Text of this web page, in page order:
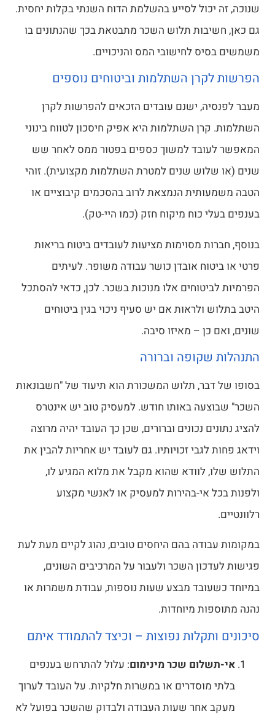
שנוכה, זה יכול לסייע בהשלמת הדוח השנתי בקלות יחסית.
גם כאן, חשיבות תלוש השכר מתבטאת בכך שהנתונים בו
משמשים בסיס לחישובי המס והניכויים.
הפרשות לקרן השתלמות וביטוחים נוספים
מעבר לפנסיה, ישנם עובדים הזכאים להפרשות לקרן
השתלמות. קרן השתלמות היא אפיק חיסכון לטווח בינוני
המאפשר לעובד למשוך כספים בפטור ממס לאחר שש
שנים (או שלוש שנים למטרת השתלמות מקצועית). זוהי
הטבה משמעותית הנמצאת לרוב בהסכמים קיבוציים או
בענפים בעלי כוח מיקוח חזק (כמו היי-טק).
בנוסף, חברות מסוימות מציעות לעובדים ביטוח בריאות
פרטי או ביטוח אובדן כושר עבודה משופר. לעיתים
הפרמיות לביטוחים אלו מנוכות בשכר. לכן, כדאי להסתכל
היטב בתלוש ולראות אם יש סעיף ניכוי בגין ביטוחים
שונים, ואם כן – מאיזו סיבה.
התנהלות שקופה וברורה
בסופו של דבר, תלוש המשכורת הוא תיעוד של "חשבונאות
השכר" שבוצעה באותו חודש. למעסיק טוב יש אינטרס
להציג נתונים נכונים וברורים, שכן כך העובד יהיה מרוצה
וידאג פחות לגבי זכויותיו. גם לעובד יש אחריות להבין את
התלוש שלו, לוודא שהוא מקבל את מלוא המגיע לו,
ולפנות בכל אי-בהירות למעסיק או לאנשי מקצוע
רלוונטיים.
במקומות עבודה בהם היחסים טובים, נהוג לקיים מעת לעת
פגישות לעדכון השכר ולעבור על המרכיבים השונים,
במיוחד כשעובד מבצע שעות נוספות, עבודת משמרות או
נהנה מתוספות מיוחדות.
סיכונים ותקלות נפוצות – וכיצד להתמודד איתם
אי-תשלום שכר מינימום: עלול להתרחש בענפים
בלתי מוסדרים או במשרות חלקיות. על העובד לערוך
מעקב אחר שעות העבודה ולבדוק שהשכר בפועל לא